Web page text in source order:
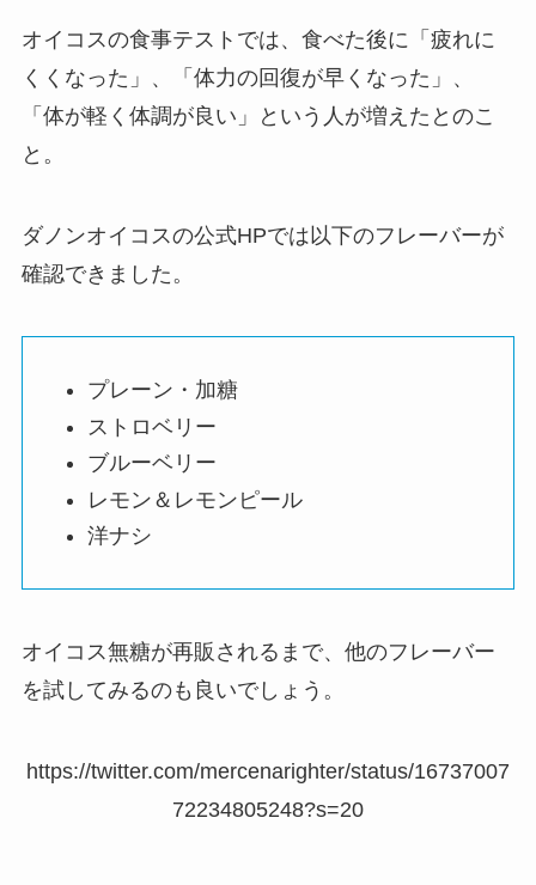
オイコスの食事テストでは、食べた後に「疲れに
くくなった」、「体力の回復が早くなった」、
「体が軽く体調が良い」という人が増えたとのこ
と。
ダノンオイコスの公式HPでは以下のフレーバーが
確認できました。
プレーン・加糖
ストロベリー
ブルーベリー
レモン＆レモンピール
洋ナシ
オイコス無糖が再販されるまで、他のフレーバー
を試してみるのも良いでしょう。
https://twitter.com/mercenarighter/status/16737007
72234805248?s=20